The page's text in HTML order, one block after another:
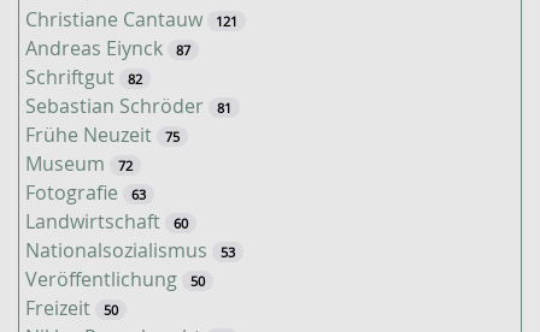
Christiane Cantauw 121
Andreas Eiynck 87
Schriftgut 82
Sebastian Schröder 81
Frühe Neuzeit 75
Museum 72
Fotografie 63
Landwirtschaft 60
Nationalsozialismus 53
Veröffentlichung 50
Freizeit 50